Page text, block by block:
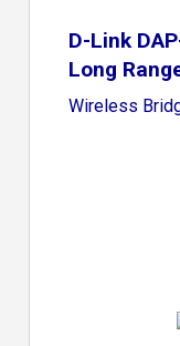
D-Link
Long
Wireless